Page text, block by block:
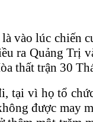
vào lúc chiến
ra Quảng Trị
thất trận 30
tại vì họ tổ
được may